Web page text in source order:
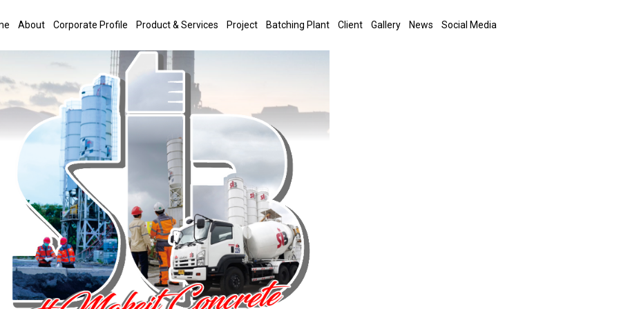
About Corporate Profile Product & Services Project Batching Plant Client Gallery News Social Media